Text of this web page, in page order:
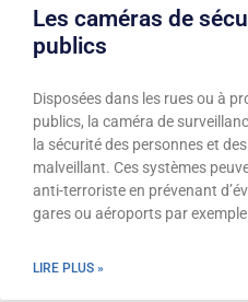
Les caméras de
publics
Disposées dans les rues ou à
publics, la caméra de
la sécurité des personnes et
malveillant. Ces systèmes
anti-terroriste en prévenant
gares ou aéroports par exemple.
LIRE PLUS »